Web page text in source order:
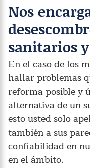
Nos
sanitarios
En el caso de los
hallar problemas
reforma posible y
alternativa de un
esto usted solo
también a sus
confiabilidad en
en el ámbito.